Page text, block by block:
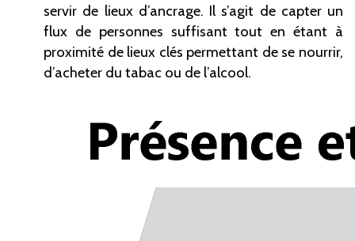
servir de lieux d’ancrage. Il s’agit de capter un
flux de personnes suffisant tout en étant à
proximité de lieux clés permettant de se nourrir,
d’acheter du tabac ou de l’alcool.